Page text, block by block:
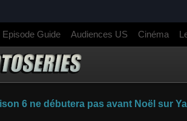
Episode Guide Audiences US Cinéma
6 ne débutera pas avant Noël sur